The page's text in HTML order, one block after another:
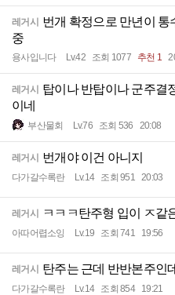
레거시
번개 확정으로 만년이 통
중
용사입니다 Lv.42 조회 1077 추천 1
레거시
탑이나 반탑이나 군주결
이네
부산물회 Lv.76 조회 536 20:08
레거시 번개야 이건 아니지
다가갈수록란 Lv.14 조회 951 20:03
레거시 ㅋㅋㅋ탄주형 입이 ㅈ같
아따어렵소잉 Lv.19 조회 741 19:56
레거시 탄주는 근데 반반본주인
다가갈수록란 Lv.14 조회 854 19:21